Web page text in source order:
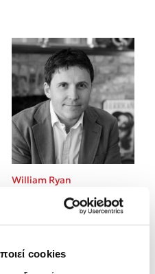
cookies
William Ryan